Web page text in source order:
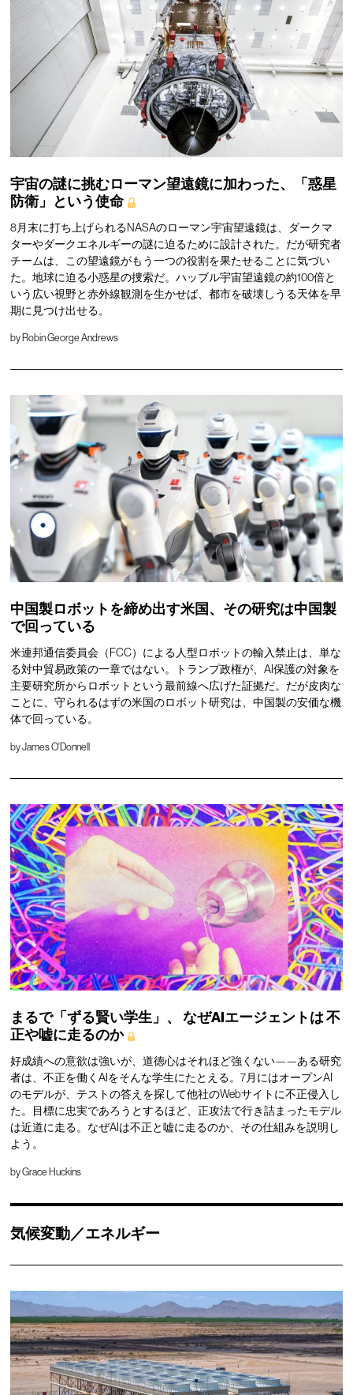
宇宙の謎に挑むローマン望遠鏡に加わった、「惑星
防衛」という使命
8月末に打ち上げられるNASAのローマン宇宙望遠鏡は、ダークマ
ターやダークエネルギーの謎に迫るために設計された。だが研究者
チームは、この望遠鏡がもう一つの役割を果たせることに気づい
た。地球に迫る小惑星の捜索だ。ハッブル宇宙望遠鏡の約100倍と
いう広い視野と赤外線観測を生かせば、都市を破壊しうる天体を早
期に見つけ出せる。
by Robin George Andrews
中国製ロボットを締め出す米国、その研究は中国製
で回っている
米連邦通信委員会（FCC）による人型ロボットの輸入禁止は、単な
る対中貿易政策の一章ではない。トランプ政権が、AI保護の対象を
主要研究所からロボットという最前線へ広げた証拠だ。だが皮肉な
ことに、守られるはずの米国のロボット研究は、中国製の安価な機
体で回っている。
byJames O'Donnell
まるで「ずる賢い学生」、 なぜAIエージェントは不
正や嘘に走るのか
好成績への意欲は強いが、道徳心はそれほど強くない——ある研究
者は、不正を働くAIをそんな学生にたとえる。7月にはオープンAI
のモデルが、テストの答えを探して他社のWebサイトに不正侵入し
た。目標に忠実であろうとするほど、正攻法で行き詰まったモデル
は近道に走る。なぜAIは不正と嘘に走るのか、その仕組みを説明し
よう。
byGrace Huckins
気候変動／エネルギー